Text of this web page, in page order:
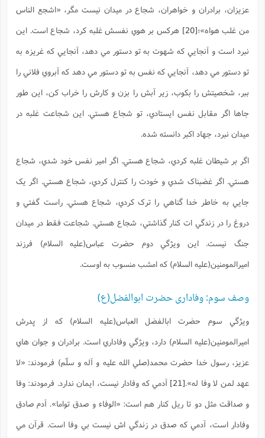
عزيزان، برادران و خواهران، شجاع در ميدان نيست مگر، «اشجع الناس
من غلب هواه»؛[20]
هرکس بر هوي نفسش غلبه کرد، شجاع است. اين
نبرد است و آنجايي که شهوت به تو دستور مي دهد، آنجايي که غريزه به
تو دستور مي دهد، آنجايي که نفس به تو دستور مي دهد که آبروي فلاني را
ببر، شخصيتش را بکوب، زير آبش را بزن و کارش را خراب کن، اين طور
جاها اگر مقابل نفس ايستادي، تو شجاع هستي. اين شجاعت غلبه در
ميدان نبرد، جهاد اکبر دانسته شده.
اگر بر شيطان غلبه کردي، شجاع هستي. اگر امير نفس خود شدي، شجاع
هستي. اگر غضبناک شدي و خودت را کنترل کردي، شجاع هستي. اگر يک
جايي به خاطر خدا گناهي را ترک کردي، شجاع هستي. راست گفتي و
دروغ را در زندگي ات کنار گذاشتي، شجاع هستي. شجاعت فقط در ميدان
جنگ نيست. اين ويژگي دوم حضرت عباس(علیه السلام) فرزند
اميرالمومنين(علیه السلام) که امشب منسوب به اوست.
وصف سوم: وفاداری حضرت ابوالفضل(ع)
ويژگي سوم حضرت ابالفضل العباس(علیه السلام) که از پدرش
اميرالمومنين(عليه السلام) دارد، ويژگي وفاداري است. برادران و جوان هاي
عزيز، رسول خدا حضرت محمد(صلي الله عليه و آله و سلّم) فرمودند:«لا
عهد لمن لا وفا له».[21]
آدمي که وفادار نيست، ايمان ندارد. فرمودند: وفا
و صداقت مثل دو تا ريل کنار هم است: «الوفاء و صدق تواما».آدم صادق
وفادار است، آدمي که صدق در زندگي اش نيست بي وفا است. قرآن مي